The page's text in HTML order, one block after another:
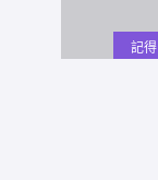
記得